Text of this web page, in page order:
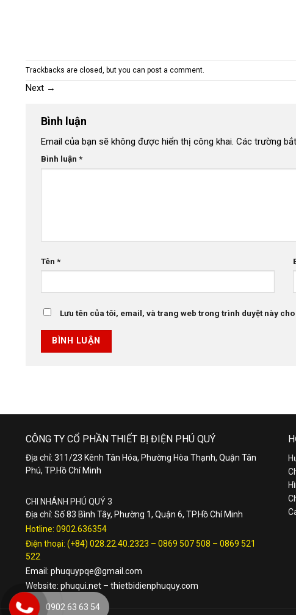
Trackbacks are closed, but you can post a comment
Next →
Bình luận
Email của bạn sẽ không được hiển thị công khai. Các trường
Bình luận *
Tên *
Lưu tên của tôi, email, và trang web trong trình duyệt này
CÔNG TY CỔ PHẦN THIẾT BỊ ĐIỆN PHÚ QUÝ
Địa chỉ: 311/23 Kênh Tân Hóa, Phường Hòa Thạnh, Quận Tân
Phú, TP.Hồ Chí Minh
CHI NHÁNH PHÚ QUÝ 3
Địa chỉ: Số 83 Bình Tây, Phường 1, Quận 6, TP.Hồ Chí Minh
Hotline: 0902.636354
Điện thoại: (+84) 028.22.40.2323 – 0869 507 508 – 0869 521
522
Email: phuquypqe@gmail.com
Website: phuqui.net – thietbidienphuquy.com
0902 63 63 54